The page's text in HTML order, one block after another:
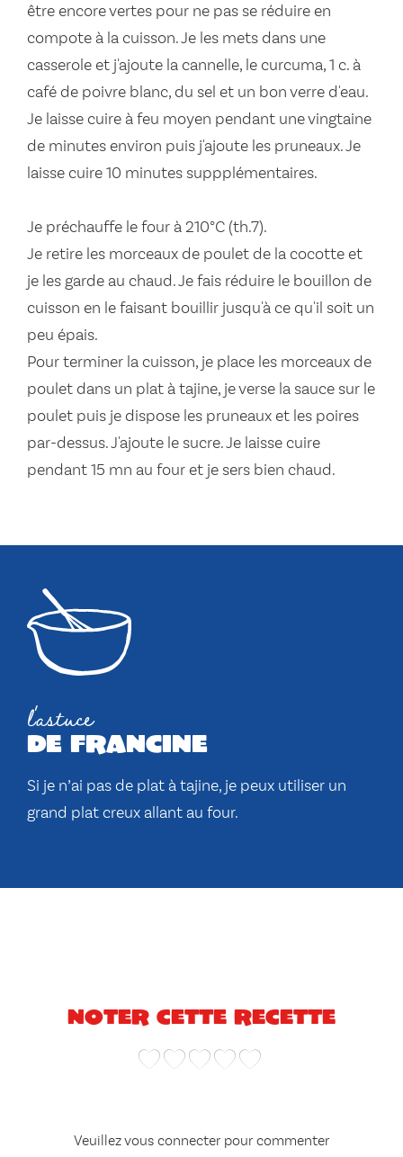
être encore vertes pour ne pas se réduire en
compote à la cuisson. Je les mets dans une
casserole et j'ajoute la cannelle, le curcuma, 1 c. à
café de poivre blanc, du sel et un bon verre d'eau.
Je laisse cuire à feu moyen pendant une vingtaine
de minutes environ puis j'ajoute les pruneaux. Je
laisse cuire 10 minutes suppplémentaires.
Je préchauffe le four à 210°C (th.7).
Je retire les morceaux de poulet de la cocotte et
je les garde au chaud. Je fais réduire le bouillon de
cuisson en le faisant bouillir jusqu'à ce qu'il soit un
peu épais.
Pour terminer la cuisson, je place les morceaux de
poulet dans un plat à tajine, je verse la sauce sur le
poulet puis je dispose les pruneaux et les poires
par-dessus. J'ajoute le sucre. Je laisse cuire
pendant 15 mn au four et je sers bien chaud.
l'astuce
de francine
Si je n’ai pas de plat à tajine, je peux utiliser un
grand plat creux allant au four.
Noter cette recette
Veuillez vous connecter pour commenter